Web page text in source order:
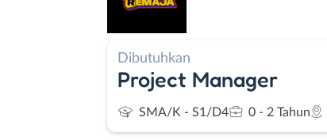
Dibutuhkan
Project Manager
SMA/K - S1/D4 0 - 2 Tahun